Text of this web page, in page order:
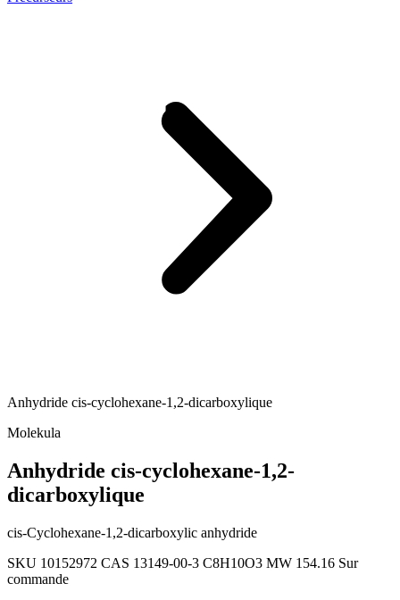
Anhydride cis-cyclohexane-1,2-dicarboxylique
Molekula
Anhydride cis-cyclohexane-1,2-
dicarboxylique
cis-Cyclohexane-1,2-dicarboxylic anhydride
SKU 10152972 CAS 13149-00-3 C8H10O3 MW 154.16 Sur
commande